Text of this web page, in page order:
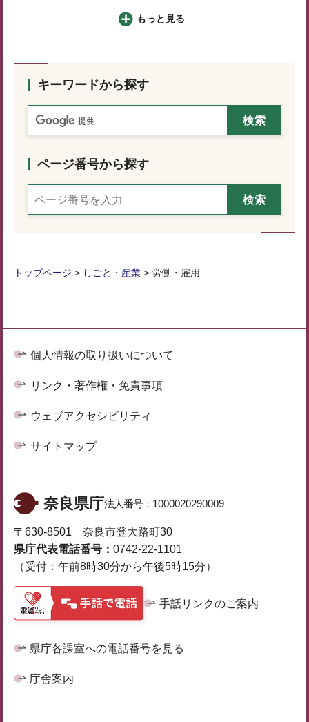
もっと見る
キーワードから探す
ページ番号から探す
トップページ > しごと・産業 > 労働・雇用
個人情報の取り扱いについて
リンク・著作権・免責事項
ウェブアクセシビリティ
サイトマップ
奈良県庁法人番号： 1000020290009
〒630-8501 奈良市登大路町30
県庁代表電話番号： 0742-22-1101
（受付：午前8時30分から午後5時15分）
手話リンクのご案内
県庁各課室への電話番号を見る
庁舎案内